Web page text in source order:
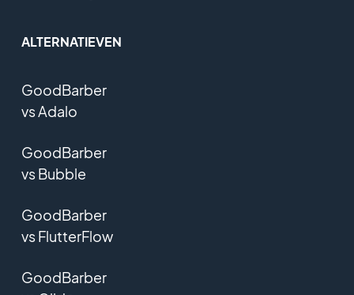
ALTERNATIEVEN
GoodBarber
vs Adalo
GoodBarber
vs Bubble
GoodBarber
vs FlutterFlow
GoodBarber